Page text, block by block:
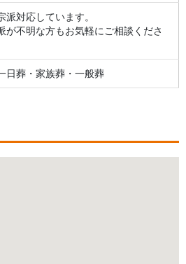
派対応しています。
が不明な方もお気軽にご相談くださ
日葬・家族葬・一般葬